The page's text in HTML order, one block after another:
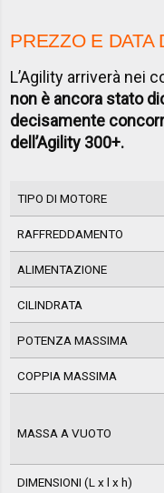
PREZZO E DATA
L’Agility arriverà nei
non è ancora stato
decisamente
dell’Agility 300+.
TIPO DI MOTORE
RAFFREDDAMENTO
ALIMENTAZIONE
CILINDRATA
POTENZA MASSIMA
COPPIA MASSIMA
MASSA A VUOTO
DIMENSIONI (L x l x h)